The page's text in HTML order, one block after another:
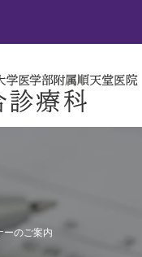
ーのご案内